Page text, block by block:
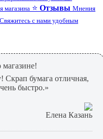
магазина ⭐ Отзывы Мнения
Свяжитесь с нами удобным
Скрап бумага отличная,
быстро.»
Елена Казань